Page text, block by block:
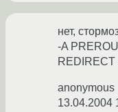
нет,
-A
REDIRECT
anonymous
13.04.2004